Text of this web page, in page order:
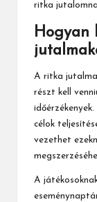
ritka
Hogyan
A ritka
részt kell
célok
vezethet
A